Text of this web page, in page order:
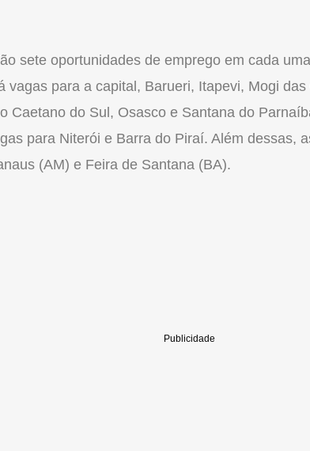
sete oportunidades de emprego em cada
vagas para a capital, Barueri, Itapevi, Mogi
Caetano do Sul, Osasco e Santana do
para Niterói e Barra do Piraí. Além dessas,
(AM) e Feira de Santana (BA).